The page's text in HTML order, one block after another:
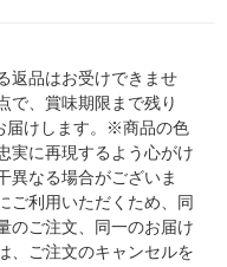
返品はお受けできませ
で、賞味期限まで残り
届けします。※商品の色
実に再現するよう心がけ
異なる場合がございま
ご利用いただくため、同
のご注文、同一のお届け
、ご注文のキャンセルを